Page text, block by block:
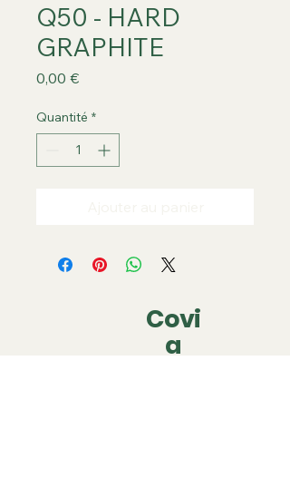
Q50 - HARD
GRAPHITE
0,00 €Prix
Quantité *
Covi
a